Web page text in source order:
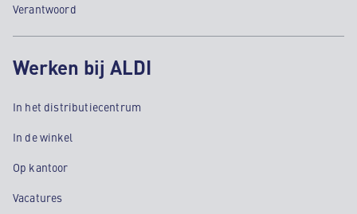
Verantwoord
Werken bij ALDI
In het distributiecentrum
In de winkel
Op kantoor
Vacatures